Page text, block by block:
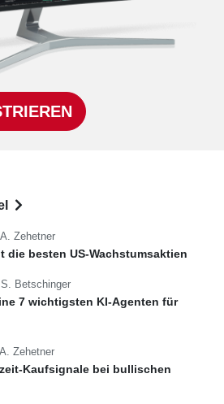
A. Zehetner
die besten US-Wachstumsaktien
S. Betschinger
7 wichtigsten KI-Agenten für
A. Zehetner
Kaufsignale bei bullischen